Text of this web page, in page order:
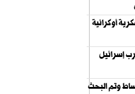
أوكرانية
إسرائيل
وتم البحث